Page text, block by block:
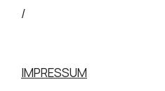
/
IMPRESSUM